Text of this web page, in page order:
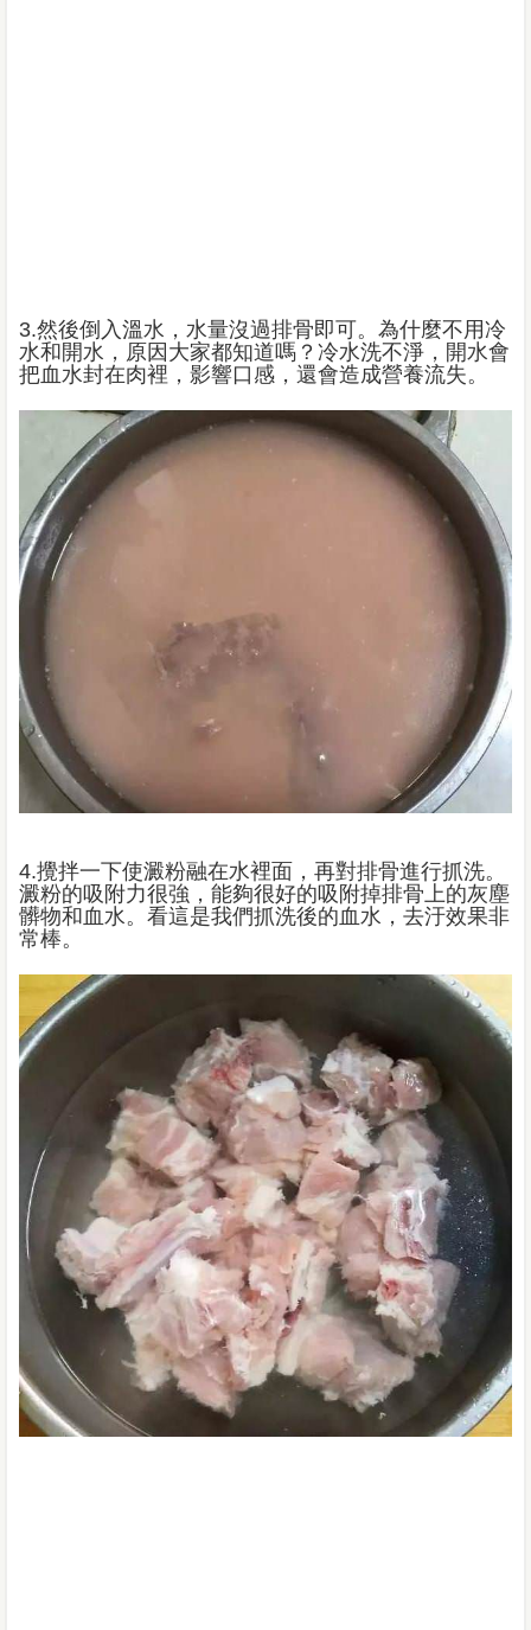
3.然後倒入溫水，水量沒過排骨即可。為什麼不用冷
水和開水，原因大家都知道嗎？冷水洗不淨，開水會
把血水封在肉裡，影響口感，還會造成營養流失。
4.攪拌一下使澱粉融在水裡面，再對排骨進行抓洗。
澱粉的吸附力很強，能夠很好的吸附掉排骨上的灰塵
髒物和血水。看這是我們抓洗後的血水，去汙效果非
常棒。